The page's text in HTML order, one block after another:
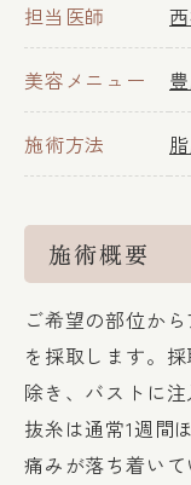
担当医師
美容メニュー
施術方法
施術概要
ご希望の部位か
を採取します。
除き、バストに注
抜糸は通常1週間
痛みが落ち着いて